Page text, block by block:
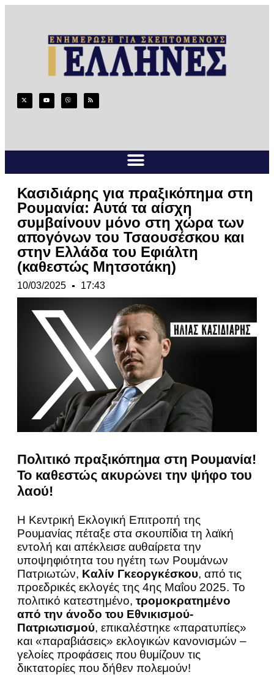
Κασιδιάρης για πραξικόπημα στη
Ρουμανία: Αυτά τα αίσχη
συμβαίνουν μόνο στη χώρα των
απογόνων του Τσαουσέσκου και
στην Ελλάδα του Εφιάλτη
(καθεστώς Μητσοτάκη)
10/03/2025 17:43
Πολιτικό πραξικόπημα στη Ρουμανία!
Το καθεστώς ακυρώνει την ψήφο του
λαού!
Η Κεντρική Εκλογική Επιτροπή της
Ρουμανίας πέταξε στα σκουπίδια τη λαϊκή
εντολή και απέκλεισε αυθαίρετα την
υποψηφιότητα του ηγέτη των Ρουμάνων
Πατριωτών, Καλίν Γκεοργκέσκου, από τις
προεδρικές εκλογές της 4ης Μαΐου 2025. Το
πολιτικό κατεστημένο, τρομοκρατημένο
από την άνοδο του Εθνικισμού-
Πατριωτισμού, επικαλέστηκε «παρατυπίες»
και «παραβιάσεις» εκλογικών κανονισμών –
γελοίες προφάσεις που θυμίζουν τις
δικτατορίες που δήθεν πολεμούν!